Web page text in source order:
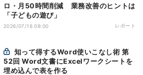
ロ・月50時間削減 業務改善のヒントは
「子どもの遊び」
2026/07/16 09:00 レポート
52回 Word文書にExcelワークシートを
埋め込んで表を作る